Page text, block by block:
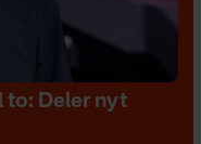
to: Deler nyt